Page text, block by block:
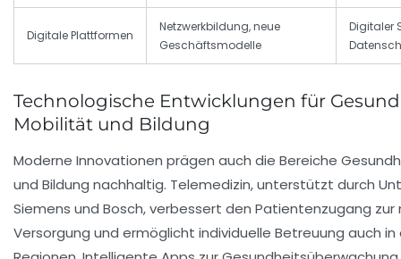
Digitale Plattformen
Netzwerkbildung, neue
Geschäftsmodelle
Digitaler
Technologische Entwicklungen für
Mobilität und Bildung
Moderne Innovationen prägen auch die Bereiche
und Bildung nachhaltig. Telemedizin, unterstützt durch
Siemens und Bosch, verbessert den Patientenzugang zur
Versorgung und ermöglicht individuelle Betreuung auch